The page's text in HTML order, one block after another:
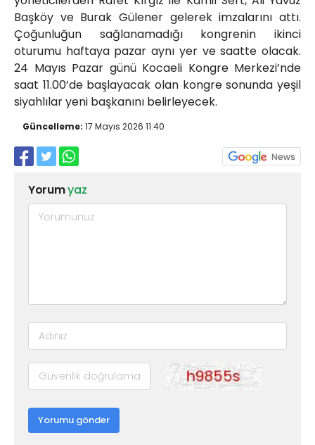
Başköy ve Burak Gülener gelerek imzalarını attı.
Çoğunluğun sağlanamadığı kongrenin ikinci
oturumu haftaya pazar aynı yer ve saatte olacak.
24 Mayıs Pazar günü Kocaeli Kongre Merkezi’nde
saat 11.00’de başlayacak olan kongre sonunda yeşil
siyahlılar yeni başkanını belirleyecek.
Güncelleme: 17 Mayıs 2026 11:40
Yorumyaz
Yorumu gönder